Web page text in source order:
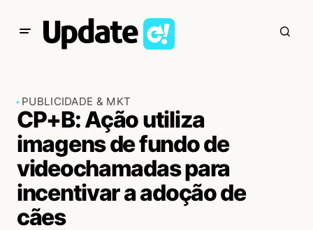
PUBLICIDADE & MKT
CP+B: Ação utiliza
imagens de fundo de
videochamadas para
incentivar a adoção de
cães